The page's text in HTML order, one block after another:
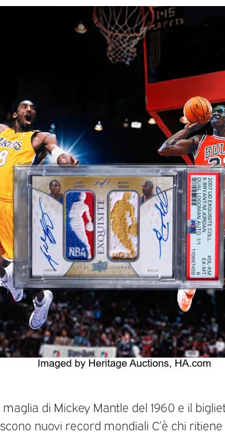
di Mickey Mantle del 1960 e il
nuovi record mondiali C’è chi